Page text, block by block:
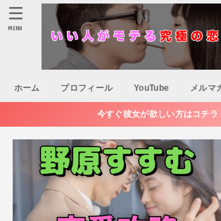
ホーム プロフィール YouTube メルマ
MENU
今すぐ彼女が欲しい方はコチラ